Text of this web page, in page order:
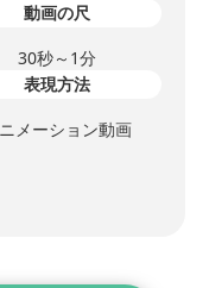
動画の尺
30秒～1分
表現方法
メーション動画